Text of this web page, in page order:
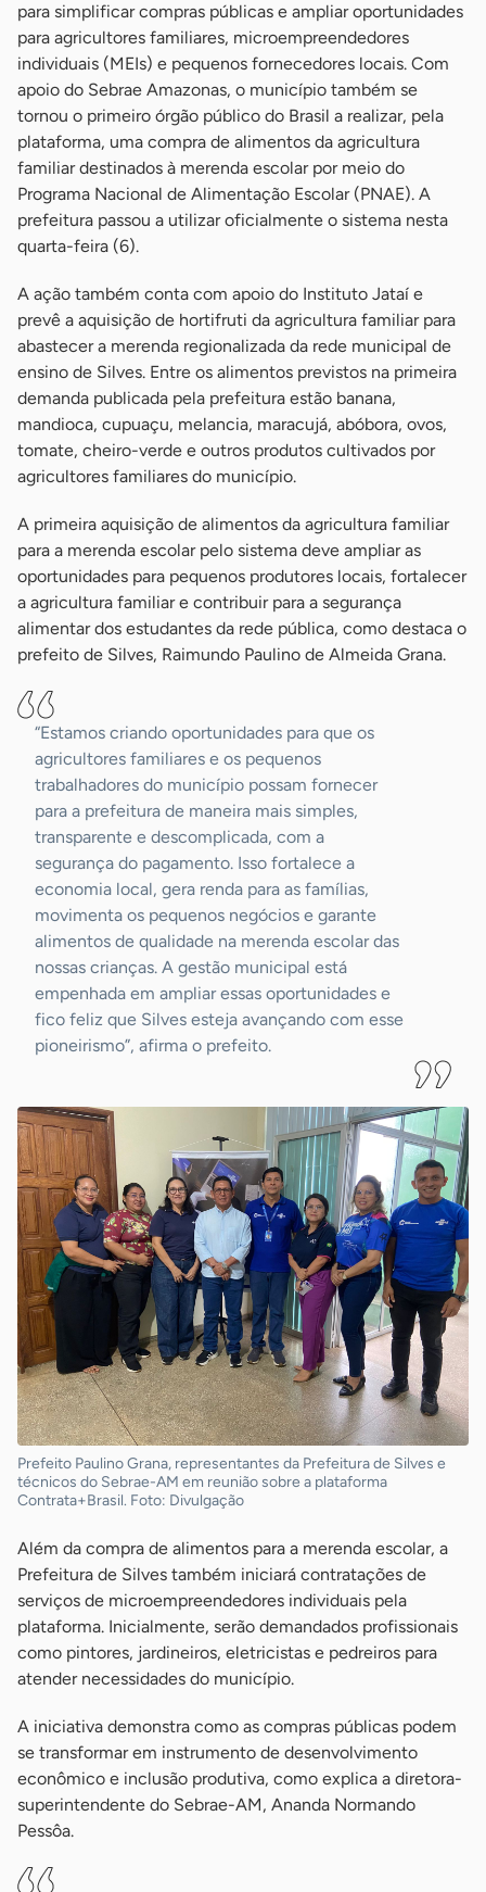
para simplificar compras públicas e ampliar oportunidades
para agricultores familiares, microempreendedores
individuais (MEIs) e pequenos fornecedores locais. Com
apoio do Sebrae Amazonas, o município também se
tornou o primeiro órgão público do Brasil a realizar, pela
plataforma, uma compra de alimentos da agricultura
familiar destinados à merenda escolar por meio do
Programa Nacional de Alimentação Escolar (PNAE). A
prefeitura passou a utilizar oficialmente o sistema nesta
quarta-feira (6).
A ação também conta com apoio do Instituto Jataí e
prevê a aquisição de hortifruti da agricultura familiar para
abastecer a merenda regionalizada da rede municipal de
ensino de Silves. Entre os alimentos previstos na primeira
demanda publicada pela prefeitura estão banana,
mandioca, cupuaçu, melancia, maracujá, abóbora, ovos,
tomate, cheiro-verde e outros produtos cultivados por
agricultores familiares do município.
A primeira aquisição de alimentos da agricultura familiar
para a merenda escolar pelo sistema deve ampliar as
oportunidades para pequenos produtores locais, fortalecer
a agricultura familiar e contribuir para a segurança
alimentar dos estudantes da rede pública, como destaca o
prefeito de Silves, Raimundo Paulino de Almeida Grana.
“Estamos criando oportunidades para que os
agricultores familiares e os pequenos
trabalhadores do município possam fornecer
para a prefeitura de maneira mais simples,
transparente e descomplicada, com a
segurança do pagamento. Isso fortalece a
economia local, gera renda para as famílias,
movimenta os pequenos negócios e garante
alimentos de qualidade na merenda escolar das
nossas crianças. A gestão municipal está
empenhada em ampliar essas oportunidades e
fico feliz que Silves esteja avançando com esse
pioneirismo”, afirma o prefeito.
Prefeito Paulino Grana, representantes da Prefeitura de Silves e
técnicos do Sebrae-AM em reunião sobre a plataforma
Contrata+Brasil. Foto: Divulgação
Além da compra de alimentos para a merenda escolar, a
Prefeitura de Silves também iniciará contratações de
serviços de microempreendedores individuais pela
plataforma. Inicialmente, serão demandados profissionais
como pintores, jardineiros, eletricistas e pedreiros para
atender necessidades do município.
A iniciativa demonstra como as compras públicas podem
se transformar em instrumento de desenvolvimento
econômico e inclusão produtiva, como explica a diretora-
superintendente do Sebrae-AM, Ananda Normando
Pessôa.